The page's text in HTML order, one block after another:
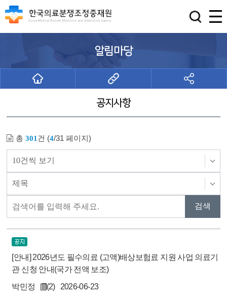
알림마당
공지사항
총301 건 (4/31 페이지)
[안내] 2026년도 필수의료 (고액)배상보험료 지원 사업 의료기
관 신청 안내(국가 전액 보조)
박민정
(2) 2026-06-23